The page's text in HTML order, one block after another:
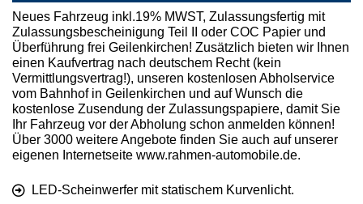
Neues Fahrzeug inkl.19% MWST, Zulassungsfertig mit
Zulassungsbescheinigung Teil II oder COC Papier und
Überführung frei Geilenkirchen! Zusätzlich bieten wir Ihnen
einen Kaufvertrag nach deutschem Recht (kein
Vermittlungsvertrag!), unseren kostenlosen Abholservice
vom Bahnhof in Geilenkirchen und auf Wunsch die
kostenlose Zusendung der Zulassungspapiere, damit Sie
Ihr Fahrzeug vor der Abholung schon anmelden können!
Über 3000 weitere Angebote finden Sie auch auf unserer
eigenen Internetseite www.rahmen-automobile.de.
LED-Scheinwerfer mit statischem Kurvenlicht.